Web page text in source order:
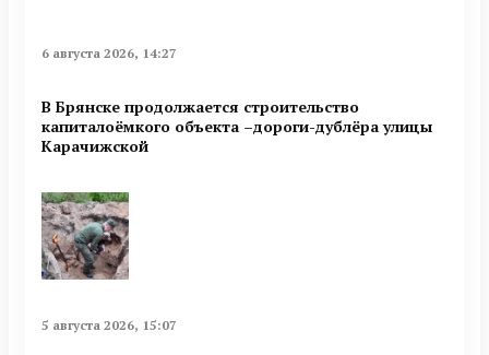
6 августа 2026, 14:27
В Брянске продолжается строительство
капиталоёмкого объекта –дороги-дублёра улицы
Карачижской
5 августа 2026, 15:07